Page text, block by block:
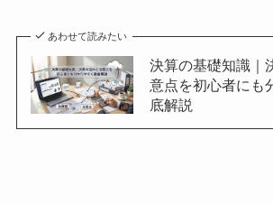
あわせて読みたい
決算の基礎知識｜
意点を初心者にも
底解説